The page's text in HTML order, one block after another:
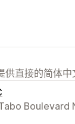
供直接的简体中
Boulevard